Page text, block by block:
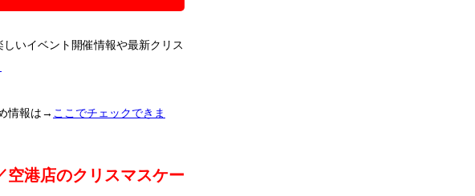
いイベント開催情報や最新クリス
情報は→ ここでチェックできま
空港店のクリスマスケー